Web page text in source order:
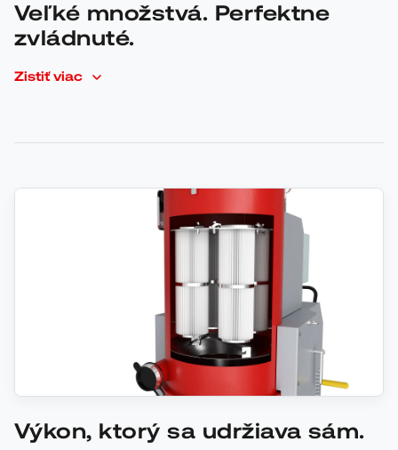
Veľké množstvá. Perfektne
zvládnuté.
Zistiť viac
Výkon, ktorý sa udržiava sám.